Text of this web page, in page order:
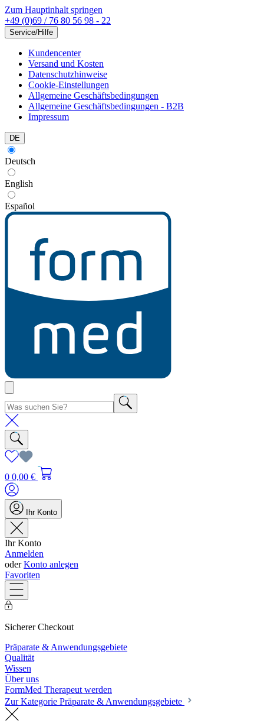
Zum Hauptinhalt springen
+49 (0)69 / 76 80 56 98 - 22
Service/Hilfe
Kundencenter
Versand und Kosten
Datenschutzhinweise
Cookie-Einstellungen
Allgemeine Geschäftsbedingungen
Allgemeine Geschäftsbedingungen - B2B
Impressum
DE
Deutsch
English
Español
0 0,00 €
Ihr Konto
Ihr Konto
Anmelden
oderKonto anlegen
Favoriten
Sicherer Checkout
Präparate & Anwendungsgebiete
Qualität
Wissen
Über uns
FormMed Therapeut werden
Zur Kategorie Präparate & Anwendungsgebiete